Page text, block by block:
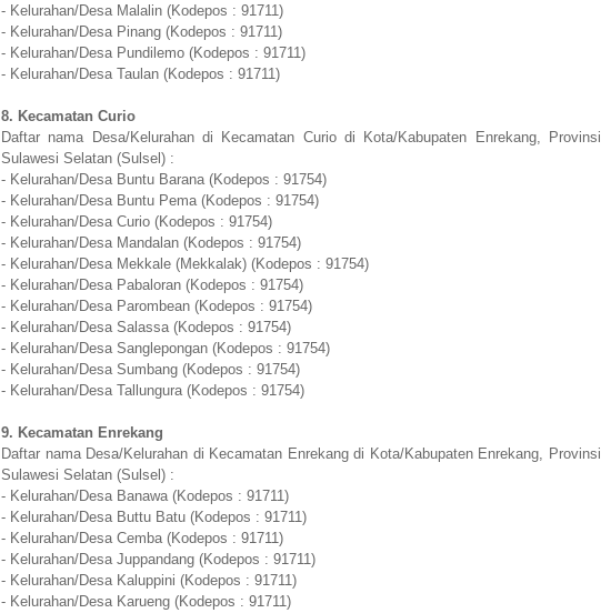
- Kelurahan/Desa Malalin (Kodepos : 91711)
- Kelurahan/Desa Pinang (Kodepos : 91711)
- Kelurahan/Desa Pundilemo (Kodepos : 91711)
- Kelurahan/Desa Taulan (Kodepos : 91711)
8. Kecamatan Curio
Daftar nama Desa/Kelurahan di Kecamatan Curio di Kota/Kabupaten Enrekang, Provinsi
Sulawesi Selatan (Sulsel) :
- Kelurahan/Desa Buntu Barana (Kodepos : 91754)
- Kelurahan/Desa Buntu Pema (Kodepos : 91754)
- Kelurahan/Desa Curio (Kodepos : 91754)
- Kelurahan/Desa Mandalan (Kodepos : 91754)
- Kelurahan/Desa Mekkale (Mekkalak) (Kodepos : 91754)
- Kelurahan/Desa Pabaloran (Kodepos : 91754)
- Kelurahan/Desa Parombean (Kodepos : 91754)
- Kelurahan/Desa Salassa (Kodepos : 91754)
- Kelurahan/Desa Sanglepongan (Kodepos : 91754)
- Kelurahan/Desa Sumbang (Kodepos : 91754)
- Kelurahan/Desa Tallungura (Kodepos : 91754)
9. Kecamatan Enrekang
Daftar nama Desa/Kelurahan di Kecamatan Enrekang di Kota/Kabupaten Enrekang, Provinsi
Sulawesi Selatan (Sulsel) :
- Kelurahan/Desa Banawa (Kodepos : 91711)
- Kelurahan/Desa Buttu Batu (Kodepos : 91711)
- Kelurahan/Desa Cemba (Kodepos : 91711)
- Kelurahan/Desa Juppandang (Kodepos : 91711)
- Kelurahan/Desa Kaluppini (Kodepos : 91711)
- Kelurahan/Desa Karueng (Kodepos : 91711)